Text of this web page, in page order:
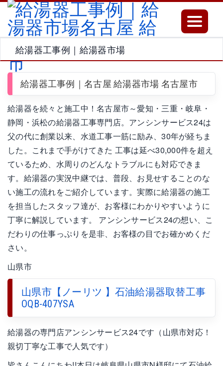
Toggle
給湯器工事例｜給湯器市場
給湯器工事例｜名古屋 給湯器市場 名古屋市
給湯器を続々と施工中！名古屋市～愛知・三重・岐阜・
静岡・浜松の給湯器工事専門店。アンシンサービス24は
父の代に創業以来、水道工事一筋に励み、30年が経ちま
した。これまで手がけてきた 工事は延べ30,000件を超え
ているため、水周りのどんなトラブルにも対応できま
す。給湯器の実況中継では、普段、お見せすることのな
い施工の流れをご紹介しています。実際に給湯器の施工
を担当したスタッフ達が、お客様にわかりやすいように
丁寧に解説しています。 アンシンサービス24の想い、こ
だわりの仕事っぷりを是非、お客様の目でお確かめくだ
さい。
山県市
山県市【ノーリツ 】石油給湯器取替工事
OQB-407YSA
給湯器の専門店アンシンサービス24です（山県市対応！
親切丁寧な工事で人気です）